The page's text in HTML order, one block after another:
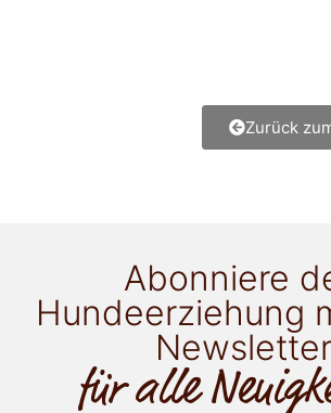
Zurück
Abonniere
Hundeerziehung
Newsletter
für alle